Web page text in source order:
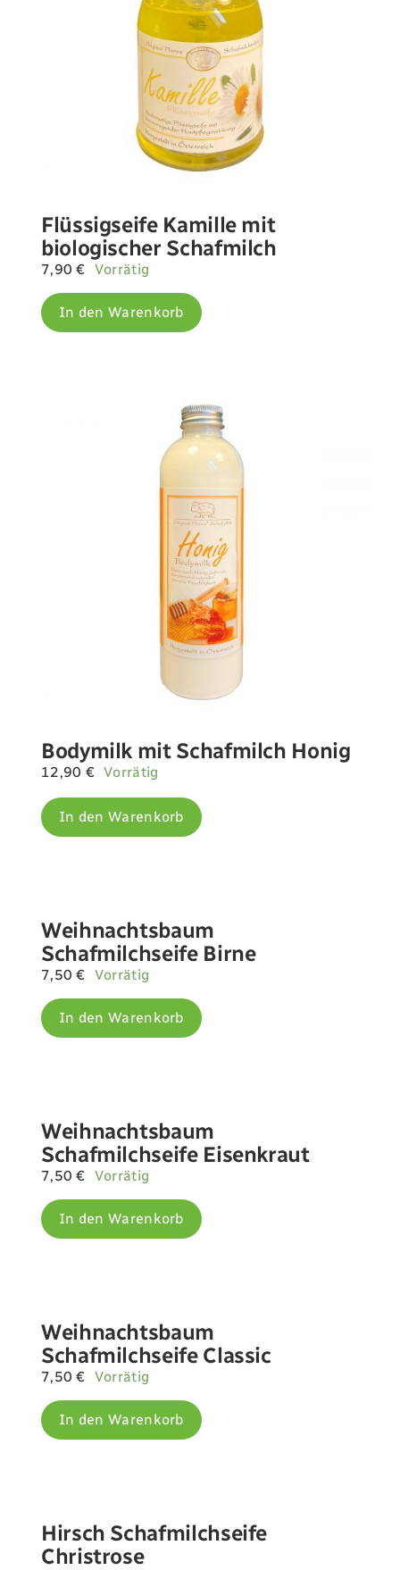
Flüssigseife Kamille mit
biologischer Schafmilch
7,90€ Vorrätig
In den Warenkorb
Bodymilk mit Schafmilch Honig
12,90 € Vorrätig
In den Warenkorb
Weihnachtsbaum
Schafmilchseife Birne
7,50€ Vorrätig
In den Warenkorb
Weihnachtsbaum
Schafmilchseife Eisenkraut
7,50€ Vorrätig
In den Warenkorb
Weihnachtsbaum
Schafmilchseife Classic
7,50€ Vorrätig
In den Warenkorb
Hirsch Schafmilchseife
Christrose